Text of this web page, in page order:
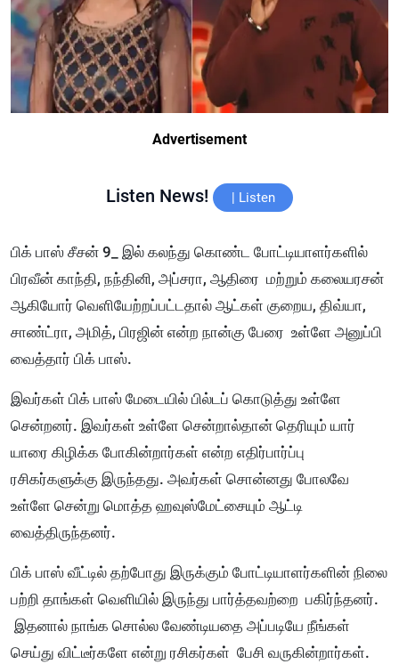
Advertisement
Listen News! | Listen
பிக் பாஸ் சீசன் 9_ இல் கலந்து கொண்ட போட்டியாளர்களில்
பிரவீன் காந்தி, நந்தினி, அப்சரா, ஆதிரை மற்றும் கலையரசன்
ஆகியோர் வெளியேற்றப்பட்டதால் ஆட்கள் குறைய, திவ்யா,
சாண்ட்ரா, அமித், பிரஜின் என்ற நான்கு பேரை உள்ளே அனுப்பி
வைத்தார் பிக் பாஸ்.
இவர்கள் பிக் பாஸ் மேடையில் பில்டப் கொடுத்து உள்ளே
சென்றனர். இவர்கள் உள்ளே சென்றால்தான் தெரியும் யார்
யாரை கிழிக்க போகின்றார்கள் என்ற எதிர்பார்ப்பு
ரசிகர்களுக்கு இருந்தது. அவர்கள் சொன்னது போலவே
உள்ளே சென்று மொத்த ஹவுஸ்மேட்சையும் ஆட்டி
வைத்திருந்தனர்.
பிக் பாஸ் வீட்டில் தற்போது இருக்கும் போட்டியாளர்களின் நிலை
பற்றி தாங்கள் வெளியில் இருந்து பார்த்தவற்றை பகிர்ந்தனர்.
இதனால் நாங்க சொல்ல வேண்டியதை அப்படியே நீங்கள்
செய்து விட்டீர்களே என்று ரசிகர்கள் பேசி வருகின்றார்கள்.